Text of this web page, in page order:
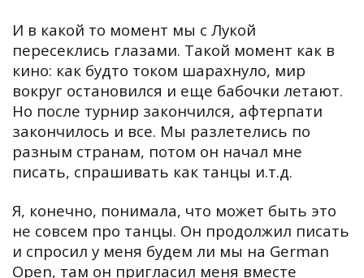
И в какой то момент мы с Лукой
пересеклись глазами. Такой момент как в
кино: как будто током шарахнуло, мир
вокруг остановился и еще бабочки летают.
Но после турнир закончился, афтерпати
закончилось и все. Мы разлетелись по
разным странам, потом он начал мне
писать, спрашивать как танцы и.т.д.
Я, конечно, понимала, что может быть это
не совсем про танцы. Он продолжил писать
и спросил у меня будем ли мы на German
Open, там он пригласил меня вместе